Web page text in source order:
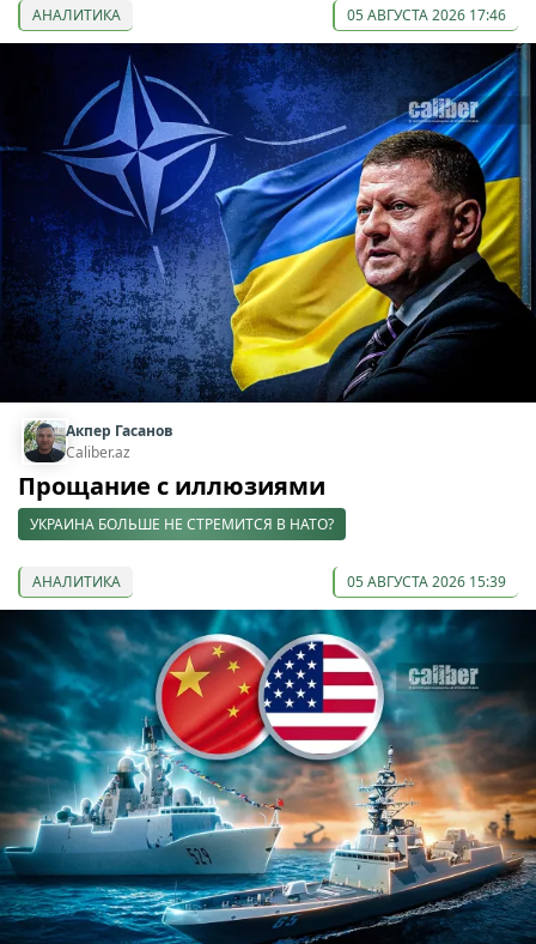
АНАЛИТИКА 05 АВГУСТА 2026 17:46
Акпер Гасанов
Caliber.az
Прощание с иллюзиями
УКРАИНА БОЛЬШЕ НЕ СТРЕМИТСЯ В НАТО?
АНАЛИТИКА 05 АВГУСТА 2026 15:39